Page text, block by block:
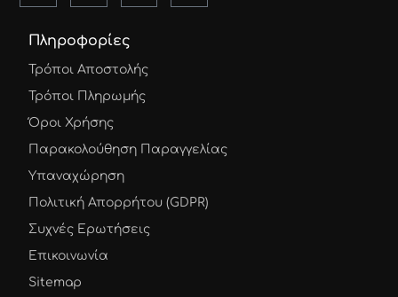
Πληροφορίες
Τρόποι Αποστολής
Τρόποι Πληρωμής
Όροι Χρήσης
Παρακολούθηση Παραγγελίας
Υπαναχώρηση
Πολιτική Απορρήτου (GDPR)
Συχνές Ερωτήσεις
Επικοινωνία
Sitemap